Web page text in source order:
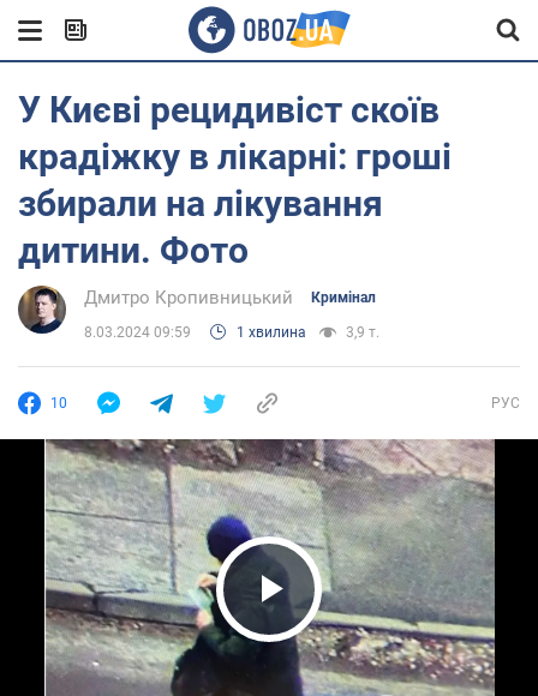
У Києві рецидивіст скоїв
крадіжку в лікарні: гроші
збирали на лікування
дитини. Фото
Дмитро Кропивницький Кримінал
8.03.2024 09:59 1 хвилина 3,9 т.
10 РУС
Play Video